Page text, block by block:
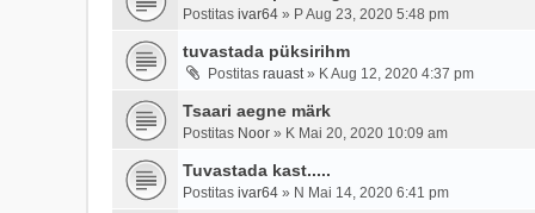
Postitas ivar64 » P Aug 23, 2020 5:48 pm
tuvastada püksirihm
Postitas rauast» K Aug 12, 2020 4:37 pm
Tsaari aegne märk
Postitas Noor » K Mai 20, 2020 10:09 am
Tuvastada kast.....
Postitas ivar64 » N Mai 14, 2020 6:41 pm